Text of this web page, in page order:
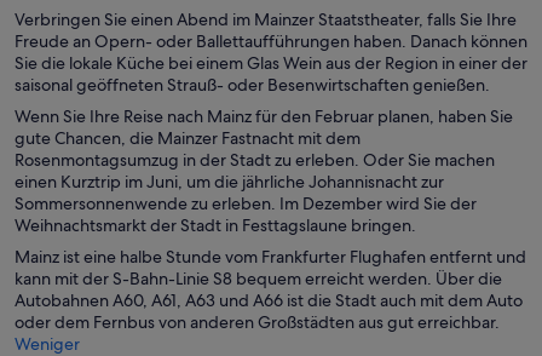
Verbringen Sie einen Abend im Mainzer Staatstheater, falls Sie Ihre
Freude an Opern- oder Ballettaufführungen haben. Danach können
Sie die lokale Küche bei einem Glas Wein aus der Region in einer der
saisonal geöffneten Strauß- oder Besenwirtschaften genießen.
Wenn Sie Ihre Reise nach Mainz für den Februar planen, haben Sie
gute Chancen, die Mainzer Fastnacht mit dem
Rosenmontagsumzug in der Stadt zu erleben. Oder Sie machen
einen Kurztrip im Juni, um die jährliche Johannisnacht zur
Sommersonnenwende zu erleben. Im Dezember wird Sie der
Weihnachtsmarkt der Stadt in Festtagslaune bringen.
Mainz ist eine halbe Stunde vom Frankfurter Flughafen entfernt und
kann mit der S-Bahn-Linie S8 bequem erreicht werden. Über die
Autobahnen A60, A61, A63 und A66 ist die Stadt auch mit dem Auto
oder dem Fernbus von anderen Großstädten aus gut erreichbar.
Weniger